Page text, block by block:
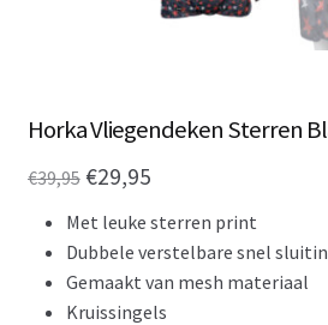
Horka Vliegendeken Sterren
€39,95 Oorspronkelijke
prijs
was:
€39,95.
€29,95Huidige
prijs
is:
€29,95.
Met leuke sterren print
Dubbele verstelbare snel
Gemaakt van mesh materiaal
Kruissingels